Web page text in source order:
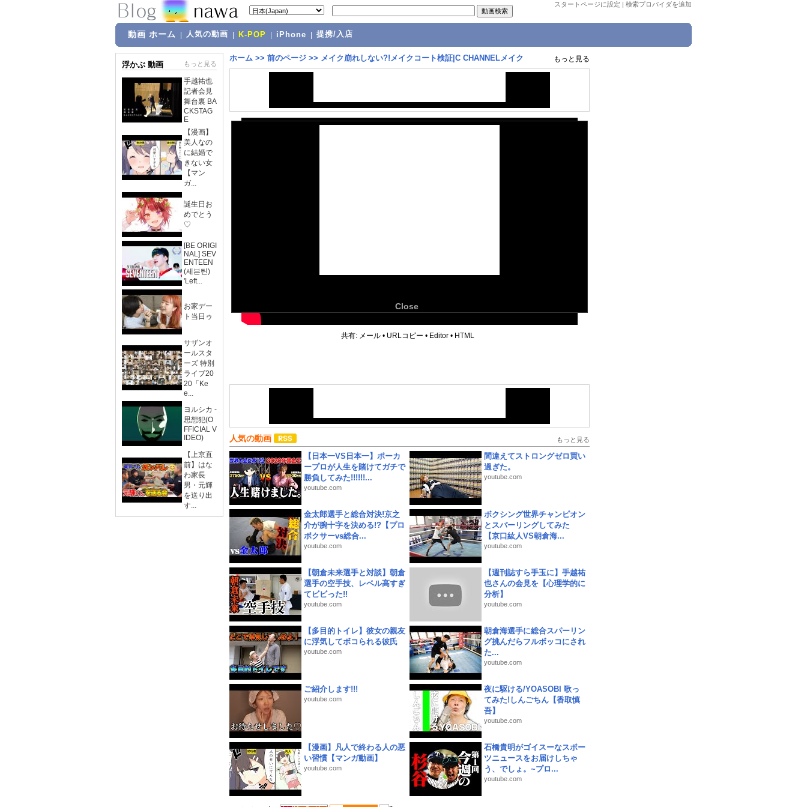
スタートページに設定 | 検索プロバイダを追加
動画 ホーム 人気の動画 K-POP iPhone 提携/入店
浮かぶ 動画 もっと見る
手越祐也
記者会見
舞台裏 BA
CKSTAG
E
【漫画】
美人なの
に結婚で
きない女
【マン
ガ...
誕生日お
めでとう
♡
[BE ORIGI
NAL] SEV
ENTEEN
(세븐틴)
'Left...
お家デー
ト当日ゥ
サザンオ
ールスタ
ーズ 特別
ライブ20
20「Ke
e...
ヨルシカ -
思想犯(O
FFICIAL V
IDEO)
【上京直
前】はな
わ家長
男・元輝
を送り出
す...
ホーム >> 前のページ >> メイク崩れしない?!メイクコート検証|C CHANNELメイク もっと見る
Close
共有: メール • URLコピー • Editor • HTML
人気の動画 もっと見る
【日本一VS日本一】ポーカ
ープロが人生を賭けてガチで
勝負してみた!!!!!!...
youtube.com
間違えてストロングゼロ買い
過ぎた。
youtube.com
金太郎選手と総合対決!京之
介が腕十字を決める!?【プロ
ボクサーvs総合...
youtube.com
ボクシング世界チャンピオン
とスパーリングしてみた
【京口紘人VS朝倉海...
youtube.com
【朝倉未来選手と対談】朝倉
選手の空手技、レベル高すぎ
てビビった!!
youtube.com
【週刊誌すら手玉に】手越祐
也さんの会見を【心理学的に
分析】
youtube.com
【多目的トイレ】彼女の親友
に浮気してボコられる彼氏
youtube.com
朝倉海選手に総合スパーリン
グ挑んだらフルボッコにされ
た...
youtube.com
ご紹介します!!!
youtube.com
夜に駆ける/YOASOBI 歌っ
てみた!しんごちん【香取慎
吾】
youtube.com
【漫画】凡人で終わる人の悪
い習慣【マンガ動画】
youtube.com
石橋貴明がゴイスーなスポー
ツニュースをお届けしちゃ
う、でしょ。~プロ...
youtube.com